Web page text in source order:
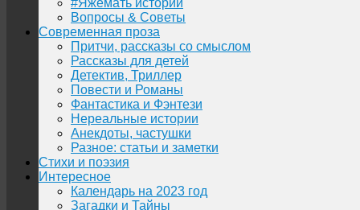
#Яжемать истории
Вопросы & Советы
Современная проза
Притчи, рассказы со смыслом
Рассказы для детей
Детектив, Триллер
Повести и Романы
Фантастика и Фэнтези
Нереальные истории
Анекдоты, частушки
Разное: статьи и заметки
Стихи и поэзия
Интересное
Календарь на 2023 год
Загадки и Тайны